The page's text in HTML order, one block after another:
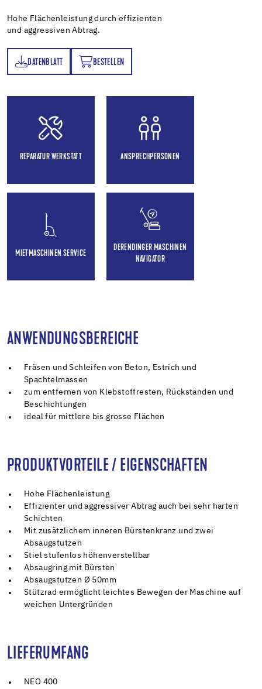
Hohe Flächenleistung durch effizienten
und aggressiven Abtrag.
DATENBLATT BESTELLEN
BESTELLEN
REPARATUR WERKSTATT ANSPRECHPERSONEN
MIETMASCHINEN SERVICE
DERENDINGER MASCHINEN
NAVIGATOR
ANWENDUNGSBEREICHE
Fräsen und Schleifen von Beton, Estrich und
Spachtelmassen
zum entfernen von Klebstoffresten, Rückständen und
Beschichtungen
ideal für mittlere bis grosse Flächen
PRODUKTVORTEILE / EIGENSCHAFTEN
Hohe Flächenleistung
Effizienter und aggressiver Abtrag auch bei sehr harten
Schichten
Mit zusätzlichem inneren Bürstenkranz und zwei
Absaugstutzen
Stiel stufenlos höhenverstellbar
Absaugring mit Bürsten
Absaugstutzen Ø 50mm
Stützrad ermöglicht leichtes Bewegen der Maschine auf
weichen Untergründen
LIEFERUMFANG
NEO 400